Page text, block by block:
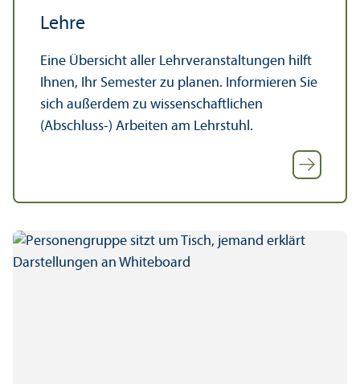
Lehre
Eine Über­sicht aller Lehr­veranstaltungen hilft
Ihnen, Ihr Semester zu planen. Informieren Sie
sich außerdem zu wissenschaft­lichen
(Abschluss-) Arbeiten am Lehr­stuhl.